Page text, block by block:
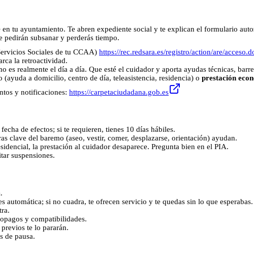
tu ayuntamiento. Te abren expediente social y te explican el formulario
subsanar y perderás tiempo.
Sociales de tu CCAA) https://rec.redsara.es/registro/action/are/
la retroactividad.
es realmente el día a día. Que esté el cuidador y aporta ayudas técnicas,
(ayuda a domicilio, centro de día, teleasistencia, residencia) o prestación
y notificaciones: https://carpetaciudadana.gob.es
de efectos; si te requieren, tienes 10 días hábiles.
clave del baremo (aseo, vestir, comer, desplazarse, orientación) ayudan.
la prestación al cuidador desaparece. Pregunta bien en el PIA.
suspensiones.
automática; si no cuadra, te ofrecen servicio y te quedas sin lo que esperabas.
y compatibilidades.
te lo pararán.
de pausa.